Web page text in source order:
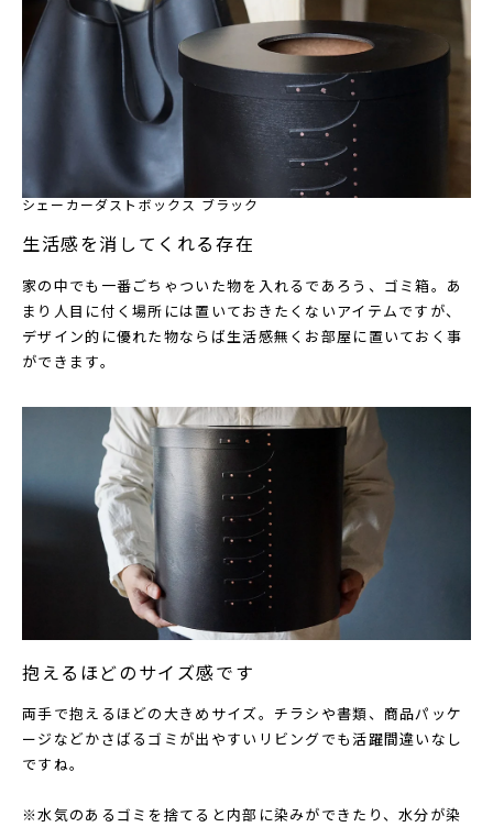
シェーカーダストボックス ブラック
生活感を消してくれる存在
家の中でも一番ごちゃついた物を入れるであろう、ゴミ箱。あ
まり人目に付く場所には置いておきたくないアイテムですが、
デザイン的に優れた物ならば生活感無くお部屋に置いておく事
ができます。
抱えるほどのサイズ感です
両手で抱えるほどの大きめサイズ。チラシや書類、商品パッケ
ージなどかさばるゴミが出やすいリビングでも活躍間違いなし
ですね。
※水気のあるゴミを捨てると内部に染みができたり、水分が染